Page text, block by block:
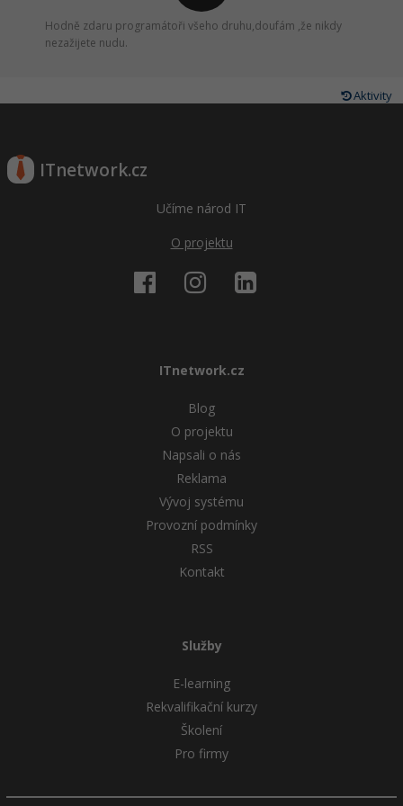
Hodně zdaru programátoři všeho druhu,doufám ,že nikdy
nezažijete nudu.
Aktivity
ITnetwork.cz
Učíme národ IT
O projektu
ITnetwork.cz
Blog
O projektu
Napsali o nás
Reklama
Vývoj systému
Provozní podmínky
RSS
Kontakt
Služby
E-learning
Rekvalifikační kurzy
Školení
Pro firmy